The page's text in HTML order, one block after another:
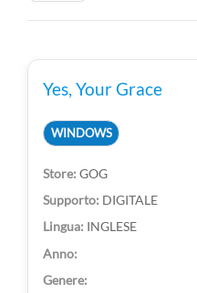
Yes, Your Grace
WINDOWS
GOG
DIGITALE
INGLESE